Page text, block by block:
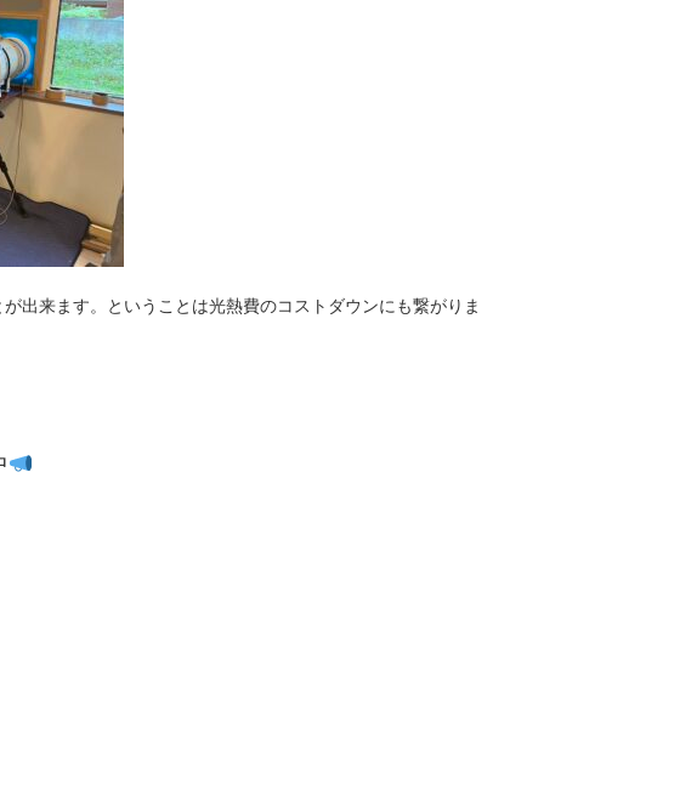
出来ます。ということは光熱費のコストダウンにも繋がりま